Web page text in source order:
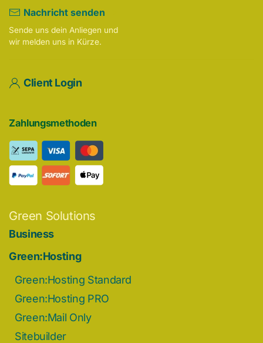
Nachricht senden
Sende uns dein Anliegen und
wir melden uns in Kürze.
Client Login
Zahlungsmethoden
Green Solutions
Business
Green:Hosting
Green:Hosting Standard
Green:Hosting PRO
Green:Mail Only
Sitebuilder